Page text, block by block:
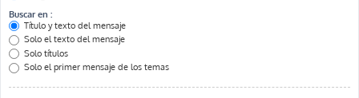
Buscar en :
Título y texto del mensaje
Solo el texto del mensaje
Solo títulos
Solo el primer mensaje de los temas